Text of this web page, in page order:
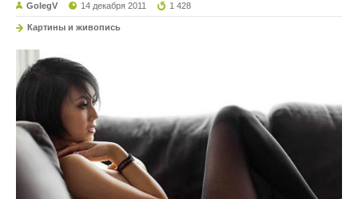
GolegV 14 декабря 2011 1 428
Картины и живопись